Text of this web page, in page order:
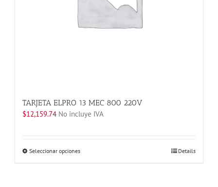
TARJETA ELPRO 13 MEC 800 220V
$12,159.74 No incluye IVA
Seleccionar opcionesEste
Details